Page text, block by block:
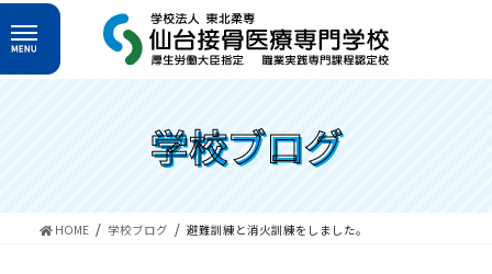
コ
ン
テ
ン
プ
ナ
ビ
ゲ
ー
動
学校ブログ
HOME 学校ブログ 避難訓練と消火訓練をしました。